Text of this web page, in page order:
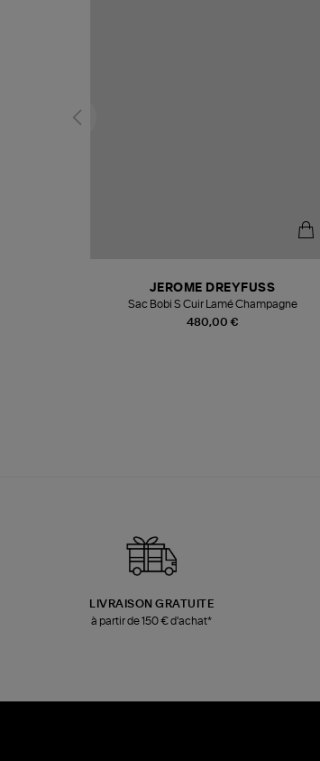
480,00 €
JEROME DREYFUSS
Sac Bobi S Cuir Lamé Champagne
LIVRAISON GRATUITE
à partir de 150 € d'achat*